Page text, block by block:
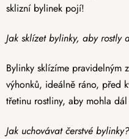
sklizní bylinek pojí!
Jak sklízet bylinky, aby rostly
Bylinky sklízíme pravidelným
výhonků, ideálně ráno, před
třetinu rostliny, aby mohla dál
Jak uchovávat čerstvé bylinky?